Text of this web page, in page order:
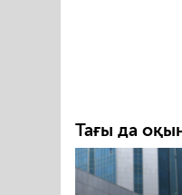
Тағы да